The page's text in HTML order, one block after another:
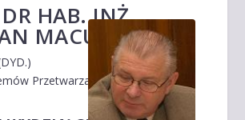
DR HAB. INŻ.
MACUKOW
Przetwarzania Informacji